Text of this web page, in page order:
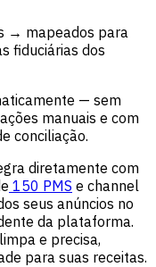
→ mapeados para
fiduciárias dos
— sem
manuais e com
conciliação.
diretamente com
150 PMS e channel
seus anúncios no
da plataforma.
e precisa,
para suas receitas.